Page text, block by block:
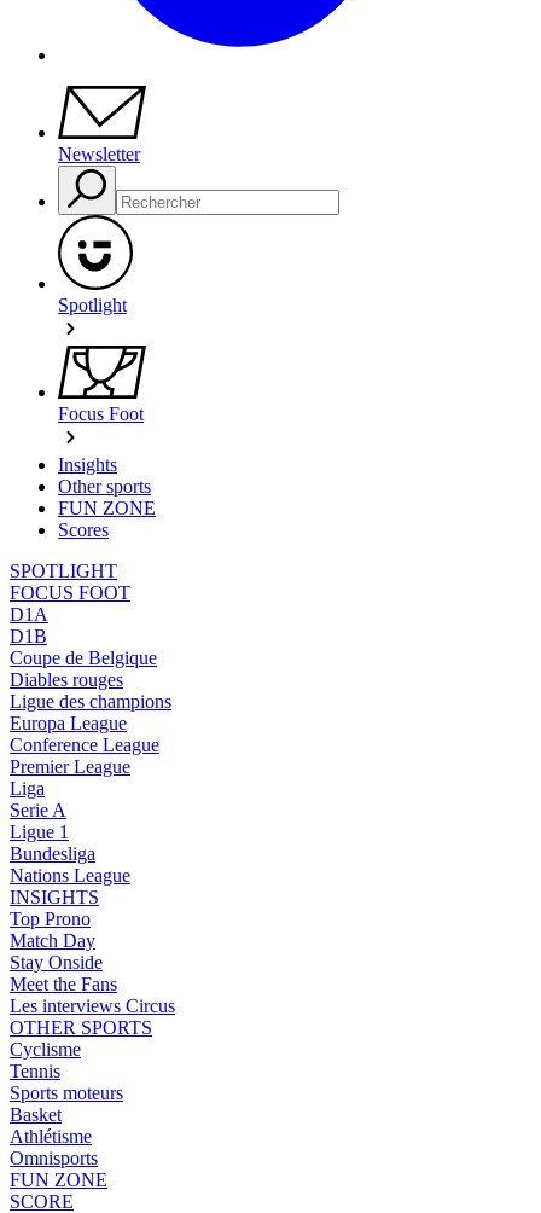
Newsletter
Spotlight
Focus Foot
Insights
Other sports
FUN ZONE
Scores
SPOTLIGHT
FOCUS FOOT
D1A
D1B
Coupe de Belgique
Diables rouges
Ligue des champions
Europa League
Conference League
Premier League
Liga
Serie A
Ligue 1
Bundesliga
Nations League
INSIGHTS
Top Prono
Match Day
Stay Onside
Meet the Fans
Les interviews Circus
OTHER SPORTS
Cyclisme
Tennis
Sports moteurs
Basket
Athlétisme
Omnisports
FUN ZONE
SCORE